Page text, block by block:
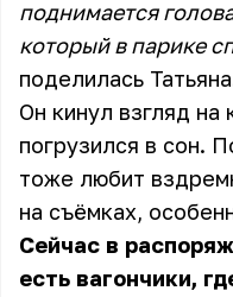
поднимается
который в парике
поделилась
Он кинул взгляд на
погрузился в сон.
тоже любит
на съёмках,
Сейчас в
есть вагончики,